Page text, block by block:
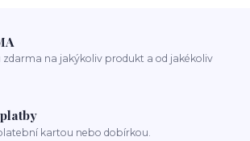
zdarma na jakýkoliv produkt a od jakékoliv
kartou nebo dobírkou.